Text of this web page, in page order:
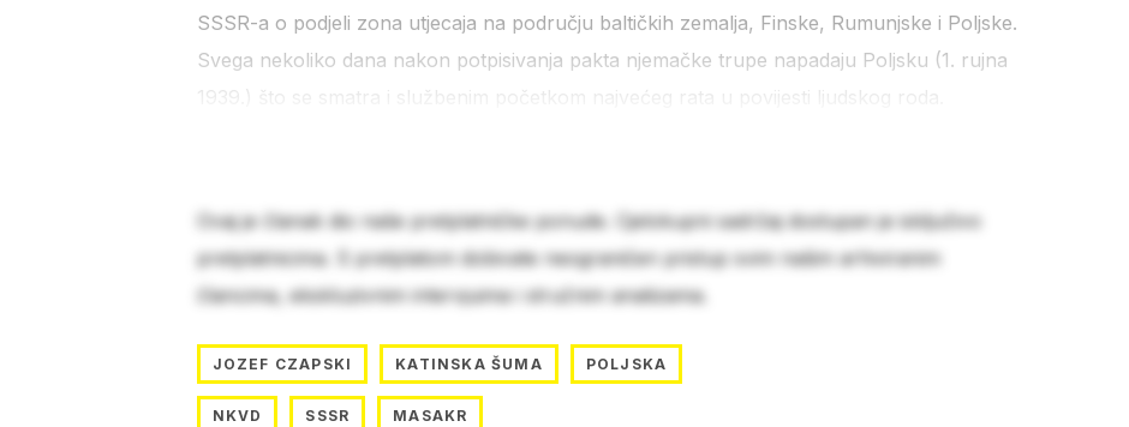
SSSR-a o podjeli zona utjecaja na području baltičkih zemalja, Finske, Rumunjske i Poljske.
Svega nekoliko dana nakon potpisivanja pakta njemačke trupe napadaju Poljsku (1. rujna
1939.) što se smatra i službenim početkom najvećeg rata u povijesti ljudskog roda.
Ovaj je članak dio naše pretplatničke ponude. Cjelokupni sadržaj dostupan je isključivo
pretplatnicima. S pretplatom dobivate neograničen pristup svim našim arhiviranim
člancima, ekskluzivnim intervjuima i stručnim analizama.
JOZEF CZAPSKI KATINSKA ŠUMA POLJSKA
NKVD SSSR MASAKR